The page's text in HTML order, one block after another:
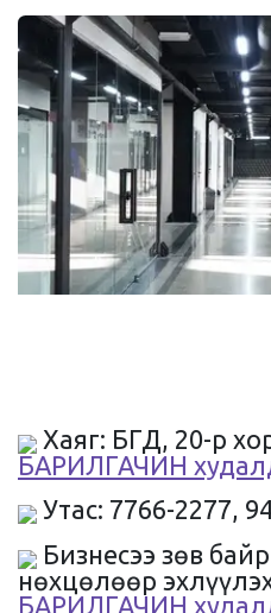
Хаяг: БГД, 20-р
БАРИЛГАЧИН
Утас: 7766-2277,
Бизнесээ зөв
нөхцөлөөр
БАРИЛГАЧИН